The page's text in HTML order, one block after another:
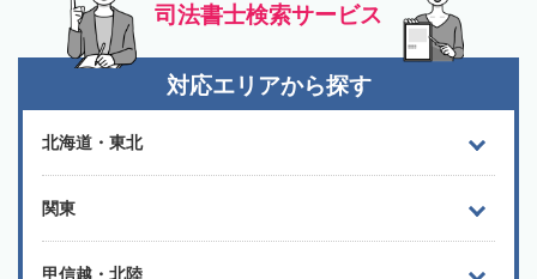
司法書士検索サービス
対応エリアから探す
北海道・東北
関東
甲信越・北陸